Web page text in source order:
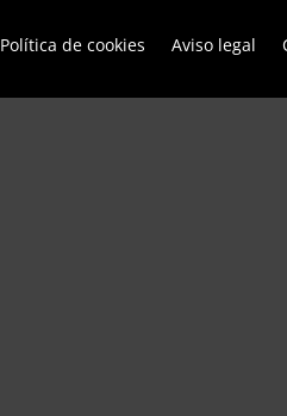
Política de cookies Aviso legal